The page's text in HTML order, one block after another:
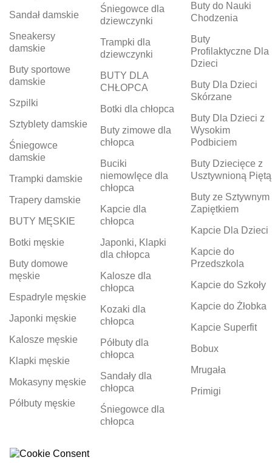
Sandał damskie
Sneakersy
damskie
Buty sportowe
damskie
Szpilki
Sztyblety damskie
Śniegowce
damskie
Trampki damskie
Trapery damskie
BUTY MĘSKIE
Botki męskie
Buty domowe
męskie
Espadryle męskie
Japonki męskie
Kalosze męskie
Klapki męskie
Mokasyny męskie
Półbuty męskie
Śniegowce dla
dziewczynki
Trampki dla
dziewczynki
BUTY DLA
CHŁOPCA
Botki dla chłopca
Buty zimowe dla
chłopca
Buciki
niemowlęce dla
chłopca
Kapcie dla
chłopca
Japonki, Klapki
dla chłopca
Kalosze dla
chłopca
Kozaki dla
chłopca
Półbuty dla
chłopca
Sandały dla
chłopca
Śniegowce dla
chłopca
Buty do Nauki
Chodzenia
Buty
Profilaktyczne Dla
Dzieci
Buty Dla Dzieci
Skórzane
Buty Dla Dzieci z
Wysokim
Podbiciem
Buty Dziecięce z
Usztywnioną Piętą
Buty ze Sztywnym
Zapiętkiem
Kapcie Dla Dzieci
Kapcie do
Przedszkola
Kapcie do Szkoły
Kapcie do Żłobka
Kapcie Superfit
Bobux
Mrugała
Primigi